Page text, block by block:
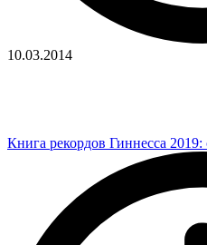
10.03.2014
Книга рекордов Гиннесса